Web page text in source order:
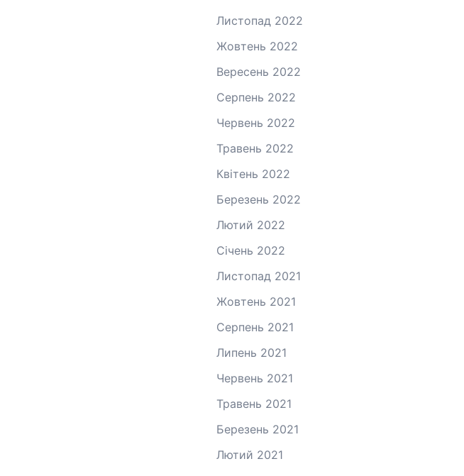
Листопад 2022
Жовтень 2022
Вересень 2022
Серпень 2022
Червень 2022
Травень 2022
Квітень 2022
Березень 2022
Лютий 2022
Січень 2022
Листопад 2021
Жовтень 2021
Серпень 2021
Липень 2021
Червень 2021
Травень 2021
Березень 2021
Лютий 2021